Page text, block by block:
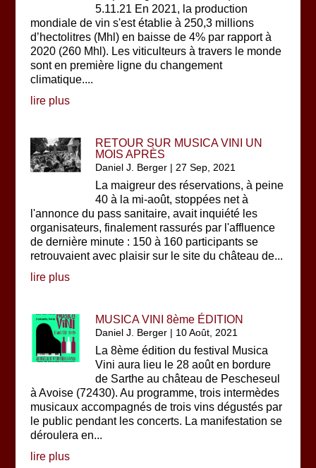
5.11.21 En 2021, la production
mondiale de vin s'est établie à 250,3 millions
d’hectolitres (Mhl) en baisse de 4% par rapport à
2020 (260 Mhl). Les viticulteurs à travers le monde
sont en première ligne du changement
climatique....
lire plus
RETOUR SUR MUSICA VINI UN
MOIS APRÈS
Daniel J. Berger | 27 Sep, 2021
La maigreur des réservations, à peine
40 à la mi-août, stoppées net à
l'annonce du pass sanitaire, avait inquiété les
organisateurs, finalement rassurés par l'affluence
de dernière minute : 150 à 160 participants se
retrouvaient avec plaisir sur le site du château de...
lire plus
MUSICA VINI 8ème ÉDITION
Daniel J. Berger | 10 Août, 2021
La 8ème édition du festival Musica
Vini aura lieu le 28 août en bordure
de Sarthe au château de Pescheseul
à Avoise (72430). Au programme, trois intermèdes
musicaux accompagnés de trois vins dégustés par
le public pendant les concerts. La manifestation se
déroulera en...
lire plus